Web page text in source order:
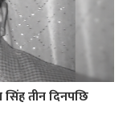
तीन दिनपछि